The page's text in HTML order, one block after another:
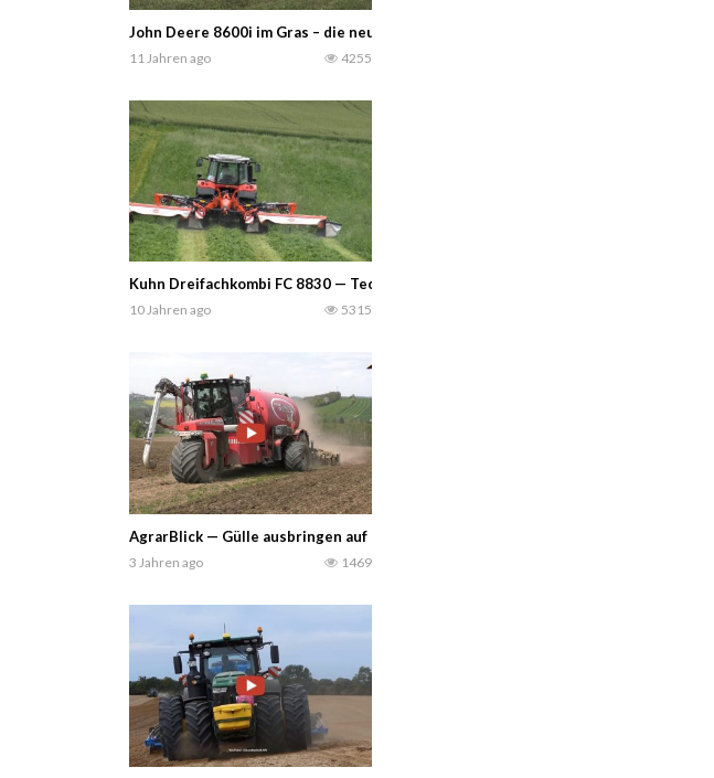
John Deere 8600i im Gras – die neue Generation der Feldhäcksler – Grassilage
11 Jahren ago 4255
Kuhn Dreifachkombi FC 8830 — Tectron415
10 Jahren ago 5315
AgrarBlick — Gülle ausbringen auf landwirtschaftliche Flächen zu Mais im
3 Jahren ago 1469